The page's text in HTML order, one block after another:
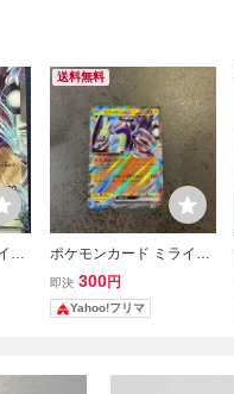
ド
送料無料
ポケモンカード ミライド
ンex RR SV4a 071/190
即決 300円
Yahoo!フリマ